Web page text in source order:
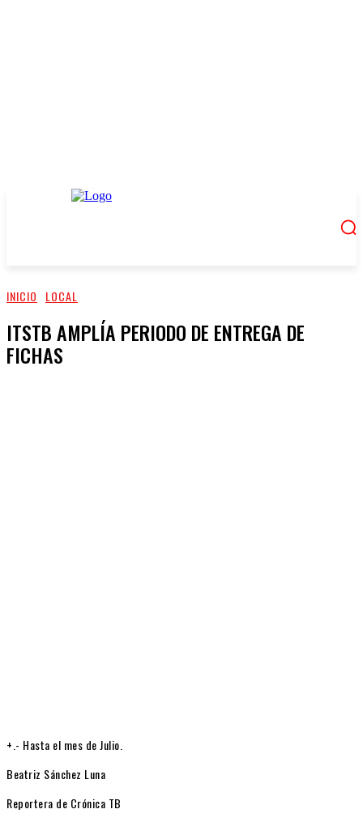
INICIO LOCAL
ITSTB AMPLÍA PERIODO DE ENTREGA DE
FICHAS
+.- Hasta el mes de Julio.
Beatriz Sánchez Luna
Reportera de Crónica TB